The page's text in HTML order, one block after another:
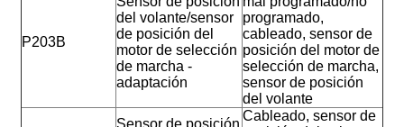
P203B
del volante/sensor
de posición del
motor de selección
de marcha -
adaptación
programado,
cableado, sensor de
posición del motor de
selección de marcha,
sensor de posición
del volante
Sensor de posición
Cableado, sensor de